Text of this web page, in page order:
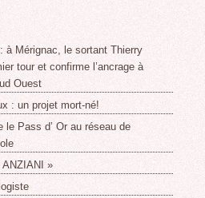
à Mérignac, le sortant Thierry
tour et confirme l’ancrage à
Ouest
: un projet mort-né!
Pass d’ Or au réseau de
ANZIANI »